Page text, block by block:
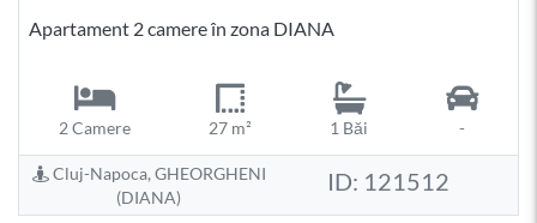
Apartament 2 camere în zona DIANA
2 Camere 27 m² 1 Băi -
Cluj-Napoca, GHEORGHENI
(DIANA)
ID: 121512